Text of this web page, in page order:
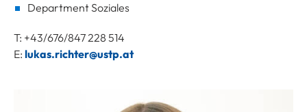
Department Soziales
T: +43/676/847 228 514
E: lukas.richter@ustp.at